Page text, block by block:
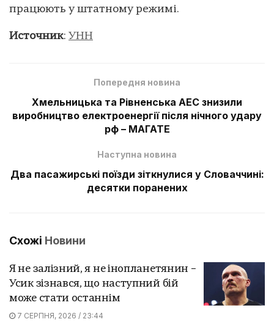
працюють у штатному режимі.
Источник: УНН
Попередня новина
Хмельницька та Рівненська АЕС знизили
виробництво електроенергії після нічного удару
рф – МАГАТЕ
Наступна новина
Два пасажирські поїзди зіткнулися у Словаччині:
десятки поранених
Схожі Новини
Я не залізний, я не інопланетянин –
Усик зізнався, що наступний бій
може стати останнім
7 СЕРПНЯ, 2026 / 23:44